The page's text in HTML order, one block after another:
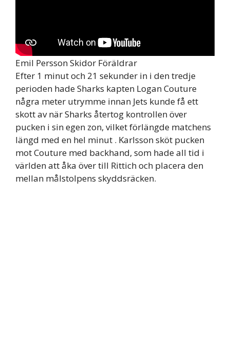
Emil Persson Skidor Föräldrar
Efter 1 minut och 21 sekunder in i den tredje
perioden hade Sharks kapten Logan Couture
några meter utrymme innan Jets kunde få ett
skott av när Sharks återtog kontrollen över
pucken i sin egen zon, vilket förlängde matchens
längd med en hel minut . Karlsson sköt pucken
mot Couture med backhand, som hade all tid i
världen att åka över till Rittich och placera den
mellan målstolpens skyddsräcken.